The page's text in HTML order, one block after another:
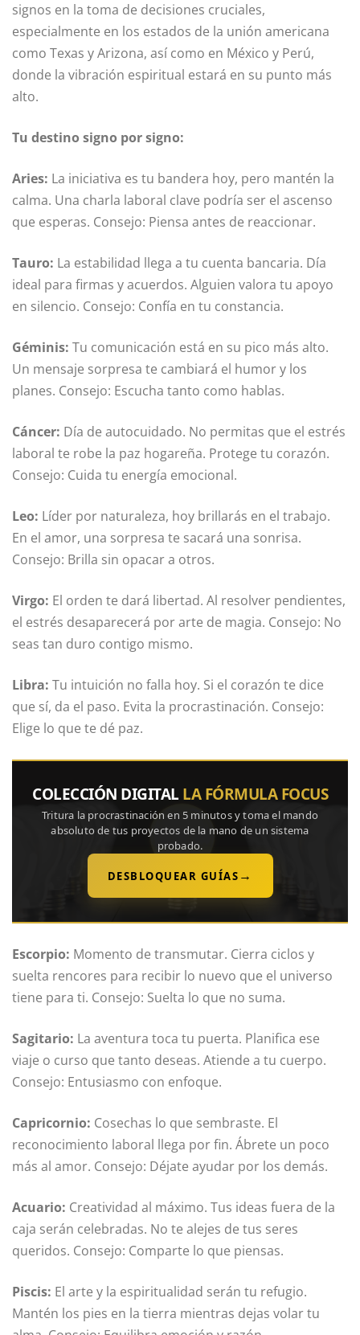
signos en la toma de decisiones cruciales,
especialmente en los estados de la unión americana
como Texas y Arizona, así como en México y Perú,
donde la vibración espiritual estará en su punto más
alto.
Tu destino signo por signo:
Aries: La iniciativa es tu bandera hoy, pero mantén la
calma. Una charla laboral clave podría ser el ascenso
que esperas. Consejo: Piensa antes de reaccionar.
Tauro: La estabilidad llega a tu cuenta bancaria. Día
ideal para firmas y acuerdos. Alguien valora tu apoyo
en silencio. Consejo: Confía en tu constancia.
Géminis: Tu comunicación está en su pico más alto.
Un mensaje sorpresa te cambiará el humor y los
planes. Consejo: Escucha tanto como hablas.
Cáncer: Día de autocuidado. No permitas que el estrés
laboral te robe la paz hogareña. Protege tu corazón.
Consejo: Cuida tu energía emocional.
Leo: Líder por naturaleza, hoy brillarás en el trabajo.
En el amor, una sorpresa te sacará una sonrisa.
Consejo: Brilla sin opacar a otros.
Virgo: El orden te dará libertad. Al resolver pendientes,
el estrés desaparecerá por arte de magia. Consejo: No
seas tan duro contigo mismo.
Libra: Tu intuición no falla hoy. Si el corazón te dice
que sí, da el paso. Evita la procrastinación. Consejo:
Elige lo que te dé paz.
COLECCIÓN DIGITAL LA FÓRMULA FOCUS
Tritura la procrastinación en 5 minutos y toma el mando
absoluto de tus proyectos de la mano de un sistema
probado.
DESBLOQUEAR GUÍAS →
Escorpio: Momento de transmutar. Cierra ciclos y
suelta rencores para recibir lo nuevo que el universo
tiene para ti. Consejo: Suelta lo que no suma.
Sagitario: La aventura toca tu puerta. Planifica ese
viaje o curso que tanto deseas. Atiende a tu cuerpo.
Consejo: Entusiasmo con enfoque.
Capricornio: Cosechas lo que sembraste. El
reconocimiento laboral llega por fin. Ábrete un poco
más al amor. Consejo: Déjate ayudar por los demás.
Acuario: Creatividad al máximo. Tus ideas fuera de la
caja serán celebradas. No te alejes de tus seres
queridos. Consejo: Comparte lo que piensas.
Piscis: El arte y la espiritualidad serán tu refugio.
Mantén los pies en la tierra mientras dejas volar tu